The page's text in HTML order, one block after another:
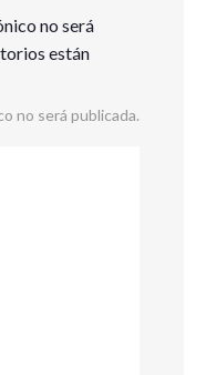
no será
están
no será publicada.